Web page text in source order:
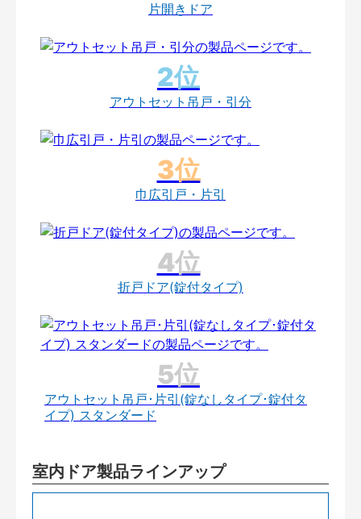
片開きドア
アウトセット吊戸・引分
巾広引戸・片引
折戸ドア(錠付タイプ)
アウトセット吊戸･片引(錠なしタイプ･錠付タ
イプ) スタンダード
室内ドア製品ラインアップ